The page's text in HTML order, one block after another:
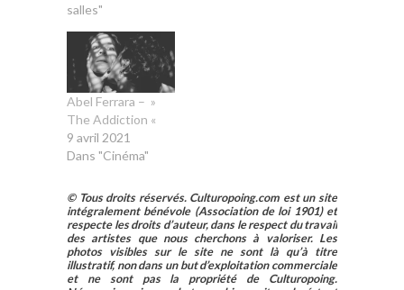
salles"
Abel Ferrara – »
The Addiction «
9 avril 2021
Dans "Cinéma"
© Tous droits réservés. Culturopoing.com est un site
intégralement bénévole (Association de loi 1901) et
respecte les droits d’auteur, dans le respect du travail
des artistes que nous cherchons à valoriser. Les
photos visibles sur le site ne sont là qu’à titre
illustratif, non dans un but d’exploitation commerciale
et ne sont pas la propriété de Culturopoing.